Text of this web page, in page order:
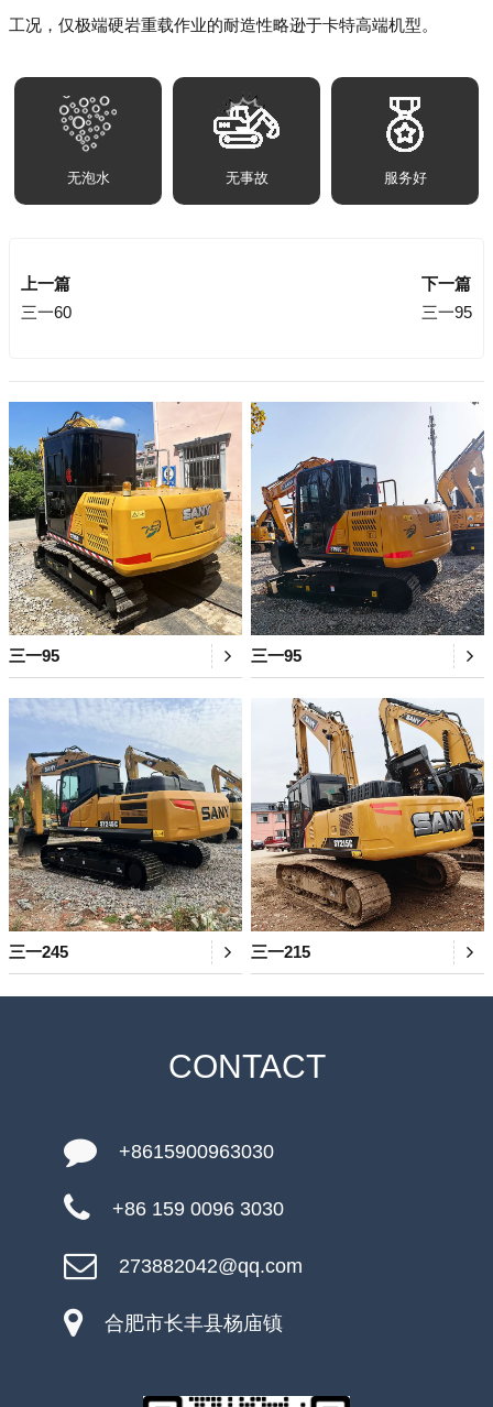
工况，仅极端硬岩重载作业的耐造性略逊于卡特高端机型。
无泡水 无事故 服务好
上一篇
三一60
下一篇
三一95
三一95 三一95
三一245 三一215
CONTACT
+8615900963030
+86 159 0096 3030
273882042@qq.com
合肥市长丰县杨庙镇